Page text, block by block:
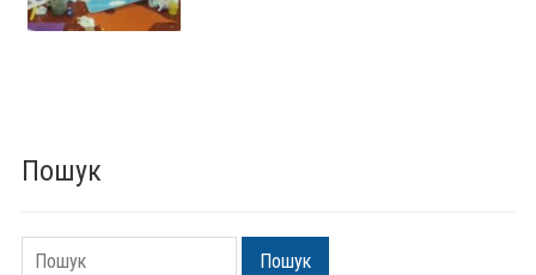
Пошук
Пошук Пошук